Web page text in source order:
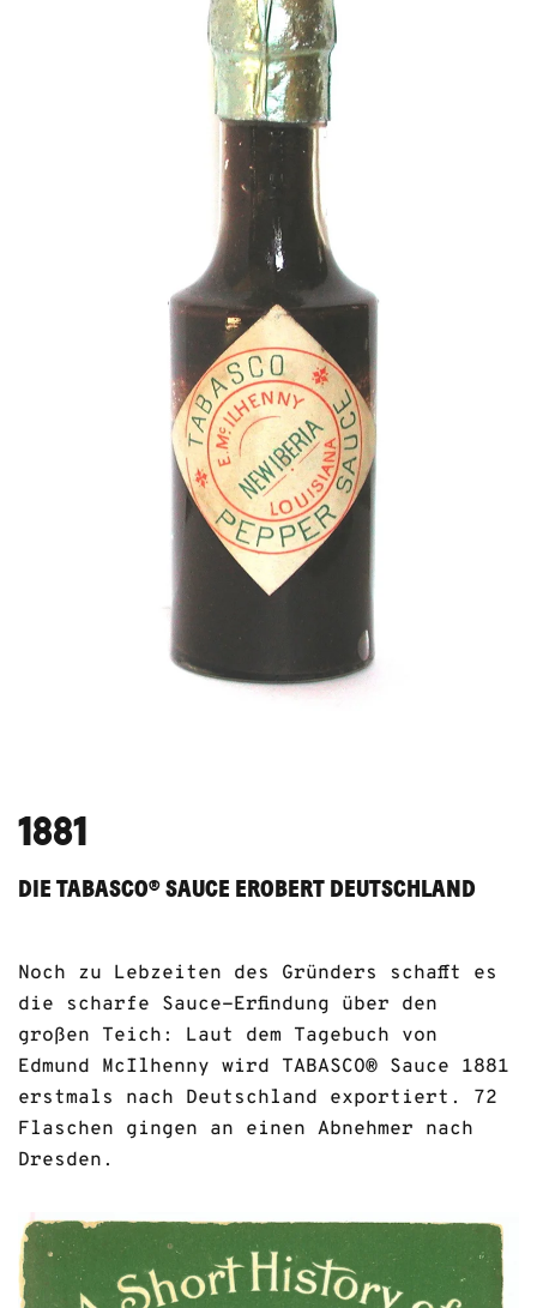
1881
DIE TABASCO® SAUCE EROBERT DEUTSCHLAND
Noch zu Lebzeiten des Gründers schafft es
die scharfe Sauce-Erfindung über den
großen Teich: Laut dem Tagebuch von
Edmund McIlhenny wird TABASCO® Sauce 1881
erstmals nach Deutschland exportiert. 72
Flaschen gingen an einen Abnehmer nach
Dresden.